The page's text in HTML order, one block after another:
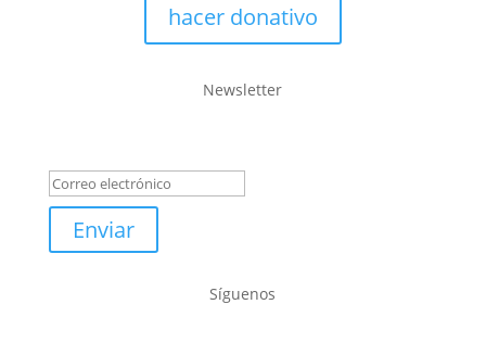
hacer donativo
Newsletter
Enviar
Síguenos